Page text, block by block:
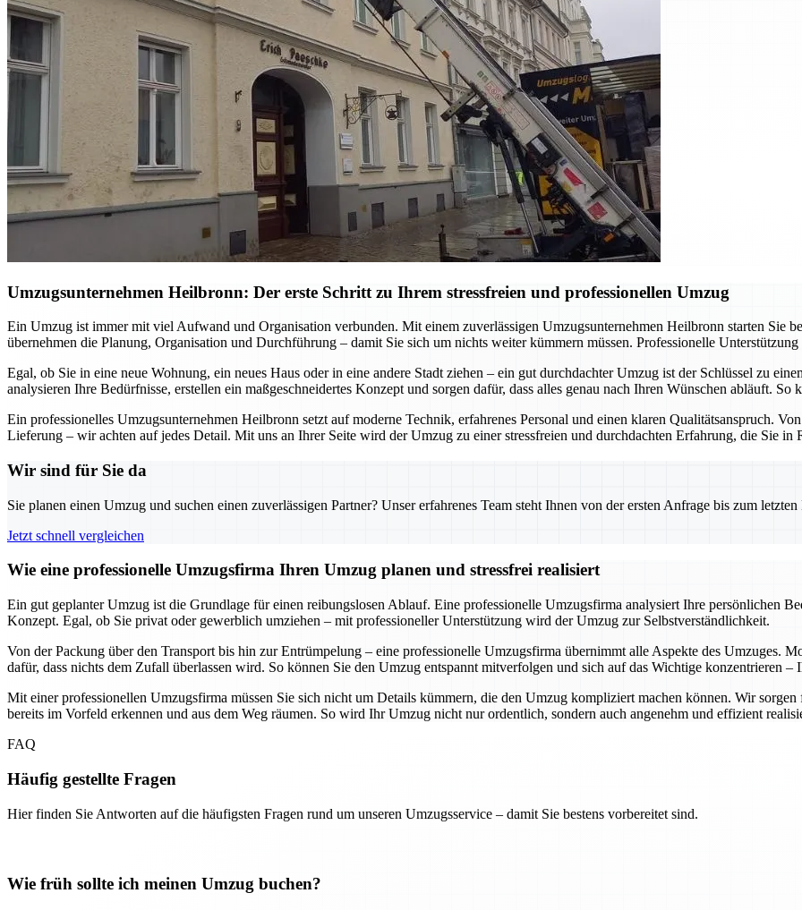
Umzugsunternehmen Heilbronn: Der erste Schritt zu Ihrem stressfreien und professionellen Umzug
Ein Umzug ist immer mit viel Aufwand und Organisation verbunden. Mit einem zuverlässigen Umzugsunternehmen Heilbronn starten Sie
übernehmen die Planung, Organisation und Durchführung – damit Sie sich um nichts weiter kümmern müssen. Professionelle
Egal, ob Sie in eine neue Wohnung, ein neues Haus oder in eine andere Stadt ziehen – ein gut durchdachter Umzug ist der Schlüssel zu
analysieren Ihre Bedürfnisse, erstellen ein maßgeschneidertes Konzept und sorgen dafür, dass alles genau nach Ihren Wünschen abläuft.
Ein professionelles Umzugsunternehmen Heilbronn setzt auf moderne Technik, erfahrenes Personal und einen klaren Qualitätsanspruch.
Lieferung – wir achten auf jedes Detail. Mit uns an Ihrer Seite wird der Umzug zu einer stressfreien und durchdachten Erfahrung, die Sie in
Wir sind für Sie da
Sie planen einen Umzug und suchen einen zuverlässigen Partner? Unser erfahrenes Team steht Ihnen von der ersten Anfrage bis zum
Jetzt schnell vergleichen
Wie eine professionelle Umzugsfirma Ihren Umzug planen und stressfrei realisiert
Ein gut geplanter Umzug ist die Grundlage für einen reibungslosen Ablauf. Eine professionelle Umzugsfirma analysiert Ihre persönlichen
Konzept. Egal, ob Sie privat oder gewerblich umziehen – mit professioneller Unterstützung wird der Umzug zur Selbstverständlichkeit.
Von der Packung über den Transport bis hin zur Entrümpelung – eine professionelle Umzugsfirma übernimmt alle Aspekte des Umzuges.
dafür, dass nichts dem Zufall überlassen wird. So können Sie den Umzug entspannt mitverfolgen und sich auf das Wichtige konzentrieren –
Mit einer professionellen Umzugsfirma müssen Sie sich nicht um Details kümmern, die den Umzug kompliziert machen können. Wir
bereits im Vorfeld erkennen und aus dem Weg räumen. So wird Ihr Umzug nicht nur ordentlich, sondern auch angenehm und effizient
FAQ
Häufig gestellte Fragen
Hier finden Sie Antworten auf die häufigsten Fragen rund um unseren Umzugsservice – damit Sie bestens vorbereitet sind.
Wie früh sollte ich meinen Umzug buchen?